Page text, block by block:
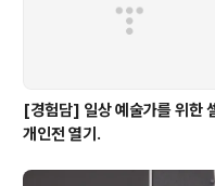
[경험담] 일상 예술가를 위한
개인전 열기.